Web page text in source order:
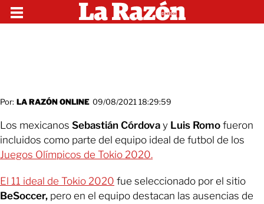
Por: LA RAZÓN ONLINE 09/08/2021 18:29:59
Los mexicanos Sebastián Córdova y Luis Romo fueron
incluidos como parte del equipo ideal de futbol de los
Juegos Olímpicos de Tokio 2020.
El 11 ideal de Tokio 2020 fue seleccionado por el sitio
BeSoccer, pero en el equipo destacan las ausencias de